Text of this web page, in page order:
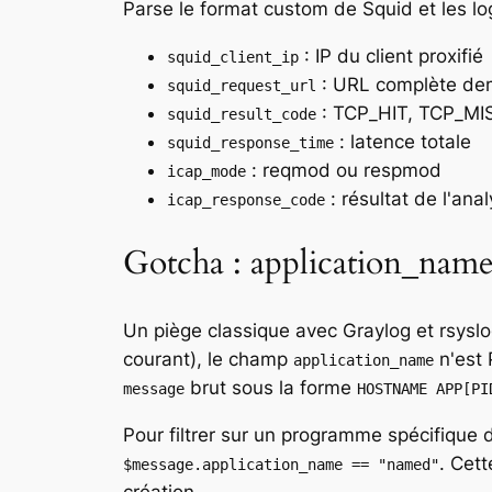
Parse le format custom de Squid et les
squid_client_ip : IP du client proxifié
squid_request_url : URL complète
squid_result_code : TCP_HIT,
squid_response_time : latence totale
icap_mode : reqmod ou respmod
icap_response_code : résultat de
Gotcha :
Un piège classique avec Graylog et
courant), le champ application_name n'est
message brut sous la forme HOSTNAME
Pour filtrer sur un programme
$message.application_name == "named".